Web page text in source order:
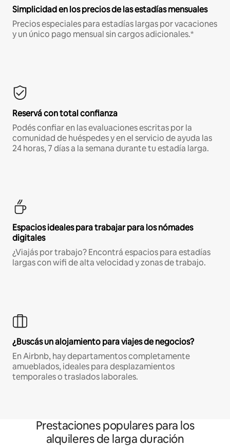
Simplicidad en los precios de las estadías mensuales
Precios especiales para estadías largas por vacaciones
y un único pago mensual sin cargos adicionales.*
Reservá con total confianza
Podés confiar en las evaluaciones escritas por la
comunidad de huéspedes y en el servicio de ayuda las
24 horas, 7 días a la semana durante tu estadía larga.
Espacios ideales para trabajar para los nómades
digitales
¿Viajás por trabajo? Encontrá espacios para estadías
largas con wifi de alta velocidad y zonas de trabajo.
¿Buscás un alojamiento para viajes de negocios?
En Airbnb, hay departamentos completamente
amueblados, ideales para desplazamientos
temporales o traslados laborales.
Prestaciones populares para los
alquileres de larga duración